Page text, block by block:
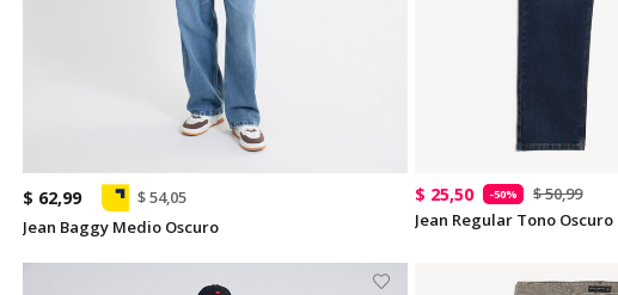
$ 62,99
$ 54,05
Jean Baggy Medio Oscuro
$ 25,50 -50%
$ 50,99
Jean Regular Tono Oscuro